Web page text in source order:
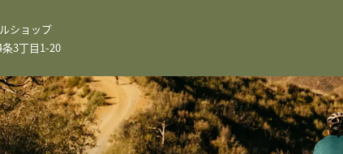
ショップ
3丁目1-20